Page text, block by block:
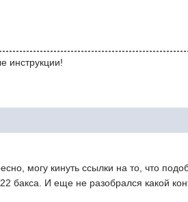
инструкции!
могу кинуть ссылки на то, что
бакса. И еще не разобрался какой